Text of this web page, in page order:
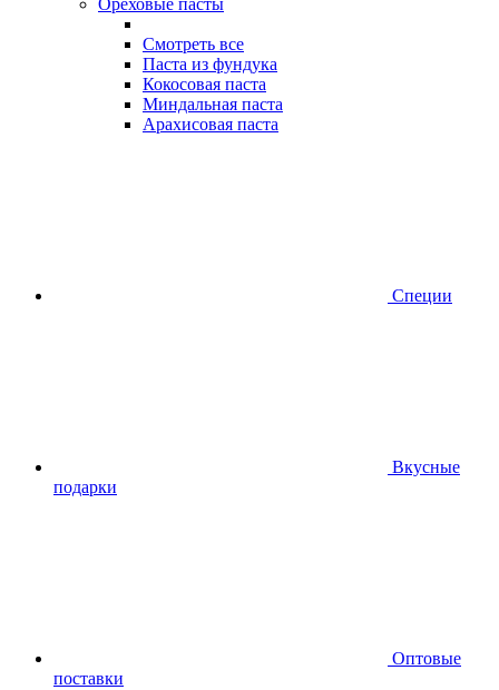
Ореховые пасты
Смотреть все
Паста из фундука
Кокосовая паста
Миндальная паста
Арахисовая паста
Специи
Вкусные
подарки
Оптовые
поставки